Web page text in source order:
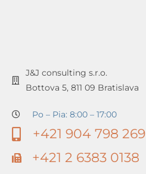
J&J consulting s.r.o.
Bottova 5, 811 09 Bratislava
Po – Pia: 8:00 – 17:00
+421 904 798 269
+421 2 6383 0138